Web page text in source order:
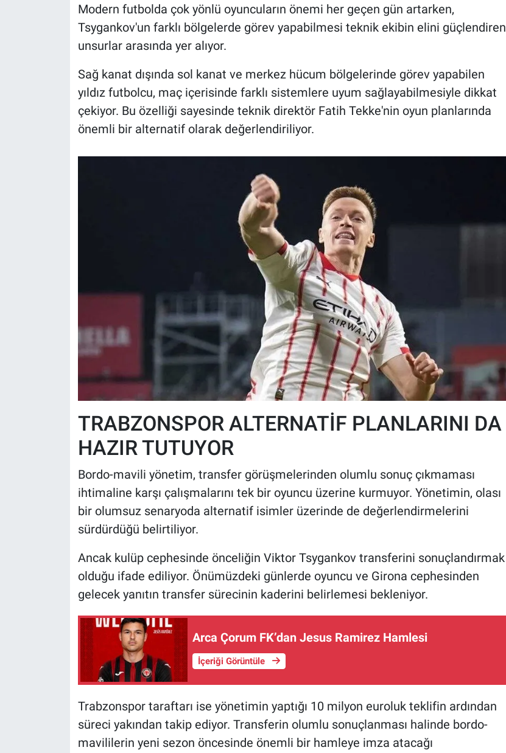
Modern futbolda çok yönlü oyuncuların önemi her geçen gün artarken,
Tsygankov'un farklı bölgelerde görev yapabilmesi teknik ekibin elini güçlendiren
unsurlar arasında yer alıyor.
Sağ kanat dışında sol kanat ve merkez hücum bölgelerinde görev yapabilen
yıldız futbolcu, maç içerisinde farklı sistemlere uyum sağlayabilmesiyle dikkat
çekiyor. Bu özelliği sayesinde teknik direktör Fatih Tekke'nin oyun planlarında
önemli bir alternatif olarak değerlendiriliyor.
TRABZONSPOR ALTERNATİF PLANLARINI DA
HAZIR TUTUYOR
Bordo-mavili yönetim, transfer görüşmelerinden olumlu sonuç çıkmaması
ihtimaline karşı çalışmalarını tek bir oyuncu üzerine kurmuyor. Yönetimin, olası
bir olumsuz senaryoda alternatif isimler üzerinde de değerlendirmelerini
sürdürdüğü belirtiliyor.
Ancak kulüp cephesinde önceliğin Viktor Tsygankov transferini sonuçlandırmak
olduğu ifade ediliyor. Önümüzdeki günlerde oyuncu ve Girona cephesinden
gelecek yanıtın transfer sürecinin kaderini belirlemesi bekleniyor.
Arca Çorum FK’dan Jesus Ramirez Hamlesi
İçeriği Görüntüle
Trabzonspor taraftarı ise yönetimin yaptığı 10 milyon euroluk teklifin ardından
süreci yakından takip ediyor. Transferin olumlu sonuçlanması halinde bordo-
mavililerin yeni sezon öncesinde önemli bir hamleye imza atacağı